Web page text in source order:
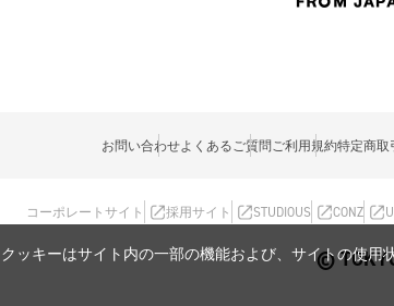
お問い合わせよくあるご質問ご利用規約特定商取
コーポレートサイト 採用サイト STUDIOUS CONZ
©
ッキーはサイト内の一部の機能および、サイトの使